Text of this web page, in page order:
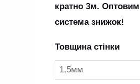
кратно 3м.
система знижок!
Товщина стінки